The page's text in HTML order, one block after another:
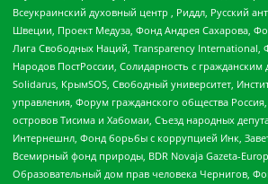
Всеукраинский духовный центр , Риддл, Русский
Швеции, Проект Медуза, Фонд Андрея Сахарова,
Лига Свободных Наций, Transparеncy
Народов ПостРоссии, Солидарность с гражданским
Solidarus, КрымSOS, Свободный университет,
управления, Форум гражданского общества
островов Тисима и Хабомаи, Съезд народных
Интернешнл, Фонд борьбы с коррупцией Инк,
Всемирный фонд природы, BDR Novaja Gazeta-
Образовательный дом прав человека Чернигов,